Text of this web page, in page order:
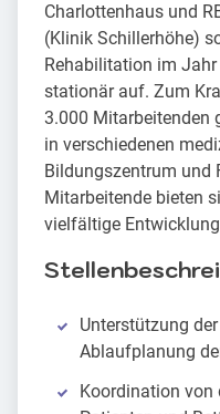
Charlottenhaus und
(Klinik Schillerhöhe)
Rehabilitation im
stationär auf. Zum
3.000 Mitarbeitenden
in verschiedenen
Bildungszentrum und
Mitarbeitende bieten
vielfältige
Unterstützung
Ablaufplanung
Koordination von